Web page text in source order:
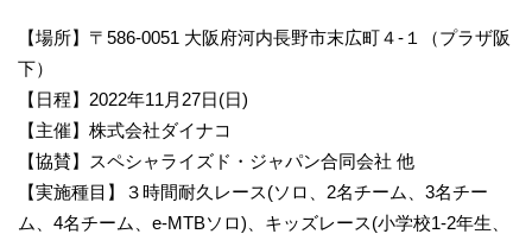
【場所】〒586-0051 大阪府河内長野市末広町４-１（プラザ阪
下）
【日程】2022年11月27日(日)
【主催】株式会社ダイナコ
【協賛】スペシャライズド・ジャパン合同会社 他
【実施種目】３時間耐久レース(ソロ、2名チーム、3名チー
ム、4名チーム、e-MTBソロ)、キッズレース(小学校1-2年生、